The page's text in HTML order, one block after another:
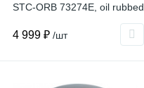
STC-ORB 73274E, oil rubbed
4 999 ₽ /шт